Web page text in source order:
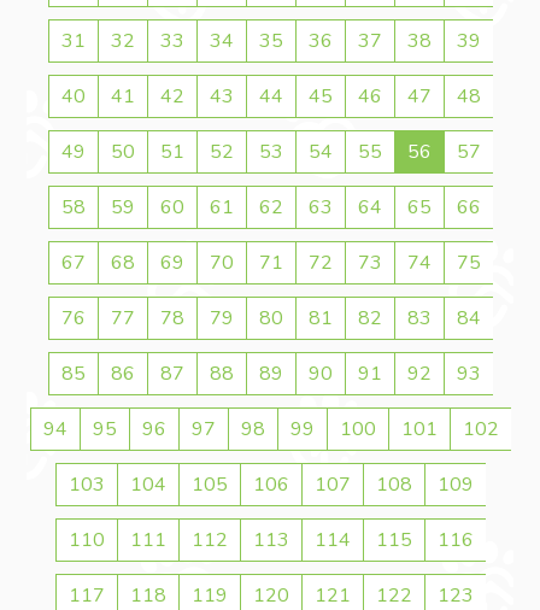
31 32 33 34 35 36 37 38 39
40 41 42 43 44 45 46 47 48
49 50 51 52 53 54 55 56 57
58 59 60 61 62 63 64 65 66
67 68 69 70 71 72 73 74 75
76 77 78 79 80 81 82 83 84
85 86 87 88 89 90 91 92 93
94 95 96 97 98 99 100 101 102
103 104 105 106 107 108 109
110 111 112 113 114 115 116
117 118 119 120 121 122 123